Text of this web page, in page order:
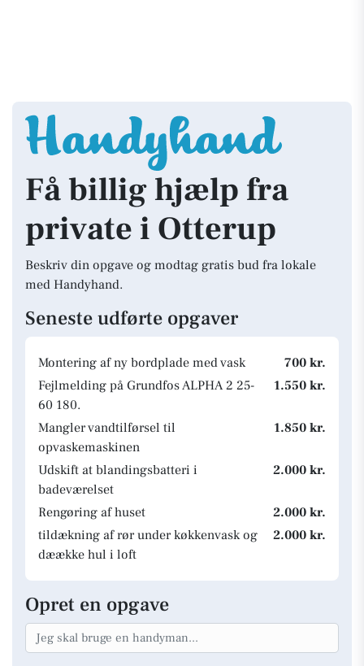
Få billig hjælp fra
private i Otterup
Beskriv din opgave og modtag gratis bud fra lokale
med Handyhand.
Seneste udførte opgaver
Montering af ny bordplade med vask
700 kr.
Fejlmelding på Grundfos ALPHA 2 25-
60 180.
1.550 kr.
Mangler vandtilførsel til
opvaskemaskinen
1.850 kr.
Udskift at blandingsbatteri i
badeværelset
2.000 kr.
Rengøring af huset
2.000 kr.
tildækning af rør under køkkenvask og
dæække hul i loft
2.000 kr.
Opret en opgave